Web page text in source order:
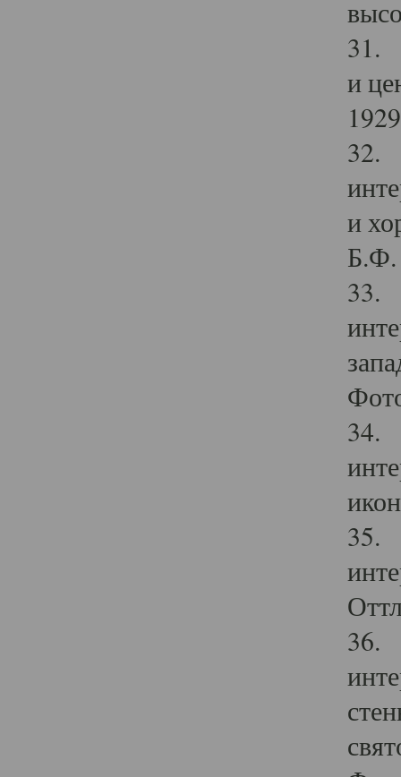
31.
и
32.
и
Б.Ф.
33.
34.
35.
36.